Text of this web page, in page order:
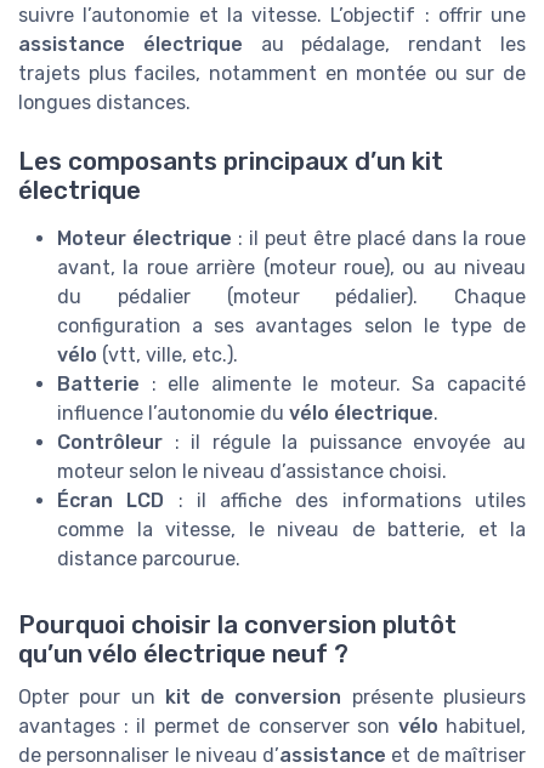
suivre l’autonomie et la vitesse. L’objectif : offrir une
assistance électrique au pédalage, rendant les
trajets plus faciles, notamment en montée ou sur de
longues distances.
Les composants principaux d’un kit
électrique
Moteur électrique : il peut être placé dans la roue
avant, la roue arrière (moteur roue), ou au niveau
du pédalier (moteur pédalier). Chaque
configuration a ses avantages selon le type de
vélo (vtt, ville, etc.).
Batterie : elle alimente le moteur. Sa capacité
influence l’autonomie du vélo électrique.
Contrôleur : il régule la puissance envoyée au
moteur selon le niveau d’assistance choisi.
Écran LCD : il affiche des informations utiles
comme la vitesse, le niveau de batterie, et la
distance parcourue.
Pourquoi choisir la conversion plutôt
qu’un vélo électrique neuf ?
Opter pour un kit de conversion présente plusieurs
avantages : il permet de conserver son vélo habituel,
de personnaliser le niveau d’assistance et de maîtriser